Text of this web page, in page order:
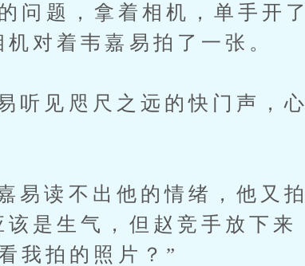
题，拿着相机，单手开了
对着韦嘉易拍了一张。
见咫尺之远的快门声，心
读不出他的情绪，他又拍
是生气，但赵竞手放下来
我拍的照片？”